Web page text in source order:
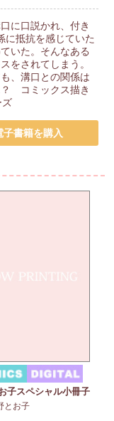
に口説かれ、付き
に抵抗を感じていた
いた。そんなある
をされてしまう。
、溝口との関係は
コミックス描き
ズ
子書籍を購入
子スペシャル小冊子
とお子